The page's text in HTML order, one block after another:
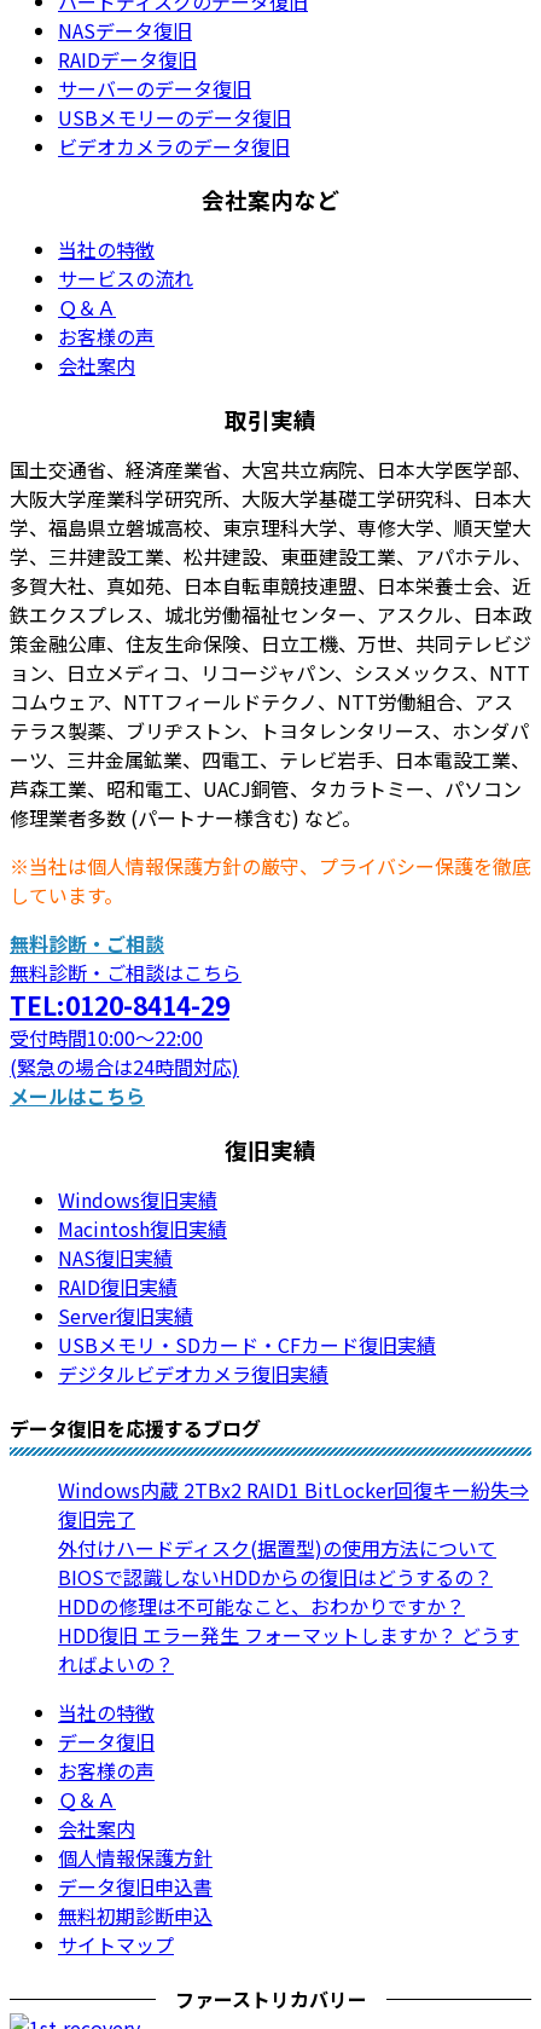
NASデータ復旧
RAIDデータ復旧
サーバーのデータ復旧
USBメモリーのデータ復旧
ビデオカメラのデータ復旧
会社案内など
当社の特徴
サービスの流れ
Ｑ＆Ａ
お客様の声
会社案内
取引実績
国土交通省、経済産業省、大宮共立病院、日本大学医学部、
大阪大学産業科学研究所、大阪大学基礎工学研究科、日本大
学、福島県立磐城高校、東京理科大学、専修大学、順天堂大
学、三井建設工業、松井建設、東亜建設工業、アパホテル、
多賀大社、真如苑、日本自転車競技連盟、日本栄養士会、近
鉄エクスプレス、城北労働福祉センター、アスクル、日本政
策金融公庫、住友生命保険、日立工機、万世、共同テレビジ
ョン、日立メディコ、リコージャパン、シスメックス、NTT
コムウェア、NTTフィールドテクノ、NTT労働組合、アス
テラス製薬、ブリヂストン、トヨタレンタリース、ホンダパ
ーツ、三井金属鉱業、四電工、テレビ岩手、日本電設工業、
芦森工業、昭和電工、UACJ銅管、タカラトミー、パソコン
修理業者多数 (パートナー様含む) など。
※当社は個人情報保護方針の厳守、プライバシー保護を徹底
しています。
無料診断・ご相談
無料診断・ご相談はこちら
TEL:0120-8414-29
受付時間10:00～22:00
(緊急の場合は24時間対応)
メールはこちら
復旧実績
Windows復旧実績
Macintosh復旧実績
NAS復旧実績
RAID復旧実績
Server復旧実績
USBメモリ・SDカード・CFカード復旧実績
デジタルビデオカメラ復旧実績
データ復旧を応援するブログ
Windows内蔵 2TBx2 RAID1 BitLocker回復キー紛失⇒
復旧完了
外付けハードディスク(据置型)の使用方法について
BIOSで認識しないHDDからの復旧はどうするの？
HDDの修理は不可能なこと、おわかりですか？
HDD復旧 エラー発生 フォーマットしますか？ どうす
ればよいの？
当社の特徴
データ復旧
お客様の声
Ｑ＆Ａ
会社案内
個人情報保護方針
データ復旧申込書
無料初期診断申込
サイトマップ
ファーストリカバリー